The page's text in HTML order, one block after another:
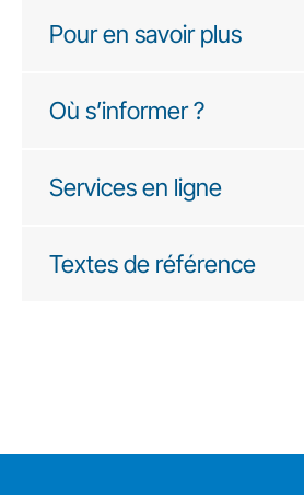
Pour en savoir plus
Où s’informer ?
Services en ligne
Textes de référence